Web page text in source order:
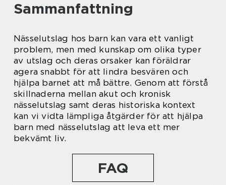
Sammanfattning
Nässelutslag hos barn kan vara ett vanligt
problem, men med kunskap om olika typer
av utslag och deras orsaker kan föräldrar
agera snabbt för att lindra besvären och
hjälpa barnet att må bättre. Genom att förstå
skillnaderna mellan akut och kronisk
nässelutslag samt deras historiska kontext
kan vi vidta lämpliga åtgärder för att hjälpa
barn med nässelutslag att leva ett mer
bekvämt liv.
FAQ